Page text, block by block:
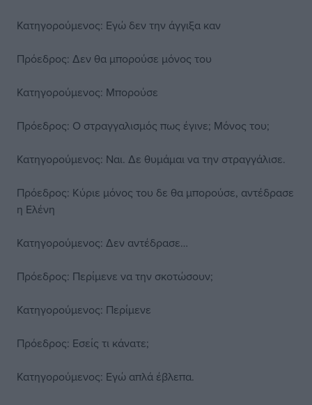
Κατηγορούμενος: Εγώ δεν την άγγιξα καν
Πρόεδρος: Δεν θα μπορούσε μόνος του
Κατηγορούμενος: Μπορούσε
Πρόεδρος: Ο στραγγαλισμός πως έγινε; Μόνος του;
Κατηγορούμενος: Ναι. Δε θυμάμαι να την στραγγάλισε.
Πρόεδρος: Κύριε μόνος του δε θα μπορούσε, αντέδρασε
η Ελένη
Κατηγορούμενος: Δεν αντέδρασε…
Πρόεδρος: Περίμενε να την σκοτώσουν;
Κατηγορούμενος: Περίμενε
Πρόεδρος: Εσείς τι κάνατε;
Κατηγορούμενος: Εγώ απλά έβλεπα.